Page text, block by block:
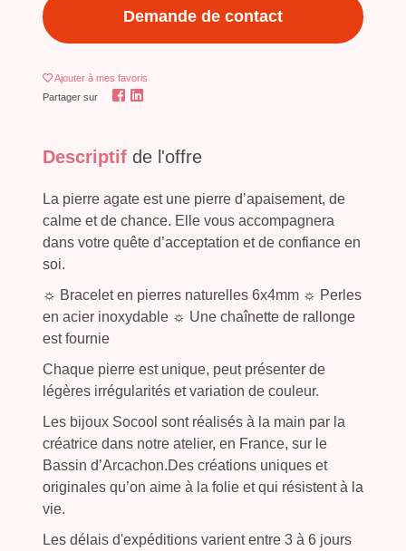
Demande de contact
Ajouter à mes favoris
Partager sur
Descriptif de l'offre
La pierre agate est une pierre d’apaisement, de
calme et de chance. Elle vous accompagnera
dans votre quête d’acceptation et de confiance en
soi.
☼ Bracelet en pierres naturelles 6x4mm ☼ Perles
en acier inoxydable ☼ Une chaînette de rallonge
est fournie
Chaque pierre est unique, peut présenter de
légères irrégularités et variation de couleur.
Les bijoux Socool sont réalisés à la main par la
créatrice dans notre atelier, en France, sur le
Bassin d’Arcachon.Des créations uniques et
originales qu’on aime à la folie et qui résistent à la
vie.
Les délais d'expéditions varient entre 3 à 6 jours